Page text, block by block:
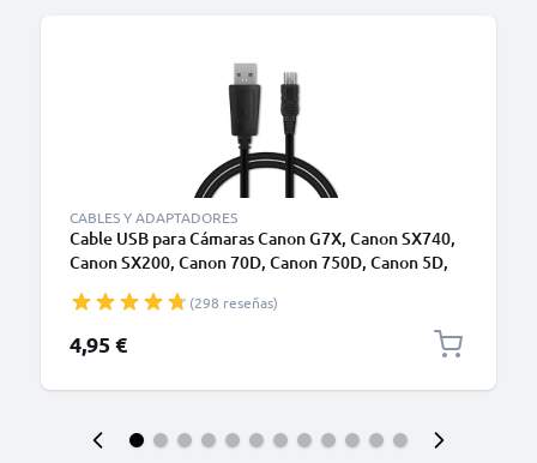
CABLES Y ADAPTADORES
Cable USB para Cámaras Canon G7X, Canon SX740,
Canon SX200, Canon 70D, Canon 750D, Canon 5D,
2000D, Canon 200D, Canon 7D, Canon 80D, Canon
SX530, Canon IXUS 185 - Cable de Carga y Datos 1m
1A negro PVC
(298 reseñas)
4,95 €